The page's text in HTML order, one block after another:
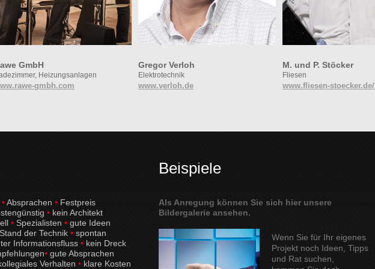
GmbH
Heizungsanlagen
gmbh.com
Gregor Verloh
Elektrotechnik
www.verloh.de
M. und P. Stöcker
Fliesen
www.fliesen-stoecker.de/
•Absprachen • Festpreis
• kein Architekt
• Spezialisten • gute Ideen
der Technik • spontan
Informationsfluss • kein Dreck
• gute Absprachen
Verhalten • klare Kosten
Beispiele
Als Anregung können Sie sich hier unsere
Bildergalerie ansehen.
Wenn Sie für Ihr eigenes
Projekt noch Ideen, Tipps
und Rat suchen,